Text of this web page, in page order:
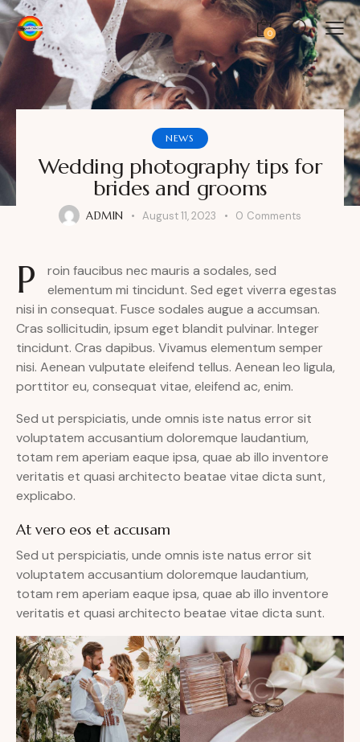
0
NEWS
Wedding photography tips for
brides and grooms
ADMIN August 11, 2023 0 Comments
P
roin faucibus nec mauris a sodales, sed
elementum mi tincidunt. Sed eget viverra egestas
nisi in consequat. Fusce sodales augue a accumsan.
Cras sollicitudin, ipsum eget blandit pulvinar. Integer
tincidunt. Cras dapibus. Vivamus elementum semper
nisi. Aenean vulputate eleifend tellus. Aenean leo ligula,
porttitor eu, consequat vitae, eleifend ac, enim.
Sed ut perspiciatis, unde omnis iste natus error sit
voluptatem accusantium doloremque laudantium,
totam rem aperiam eaque ipsa, quae ab illo inventore
veritatis et quasi architecto beatae vitae dicta sunt,
explicabo.
At vero eos et accusam
Sed ut perspiciatis, unde omnis iste natus error sit
voluptatem accusantium doloremque laudantium,
totam rem aperiam eaque ipsa, quae ab illo inventore
veritatis et quasi architecto beatae vitae dicta sunt.